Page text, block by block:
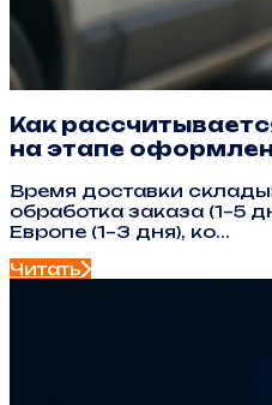
Как
на этапе
Время доставки
обработка заказа (1–5
Европе (1–3 дня), ко...
Читать